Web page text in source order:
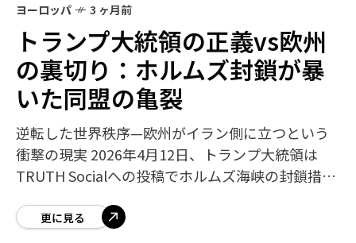
ヨーロッパ 3 ヶ月前
トランプ大統領の正義vs欧州
の裏切り：ホルムズ封鎖が暴
いた同盟の亀裂
逆転した世界秩序—欧州がイラン側に立つという
衝撃の現実 2026年4月12日、トランプ大統領は
TRUTH Socialへの投稿でホルムズ海峡の封鎖措置
（IRGC）が海峡を実質的に支
更に見る